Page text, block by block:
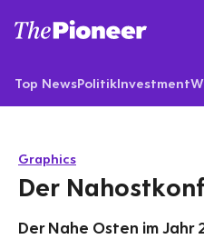
Top NewsPolitikInvestment
Graphics
Der
Der Nahe Osten im Jahr